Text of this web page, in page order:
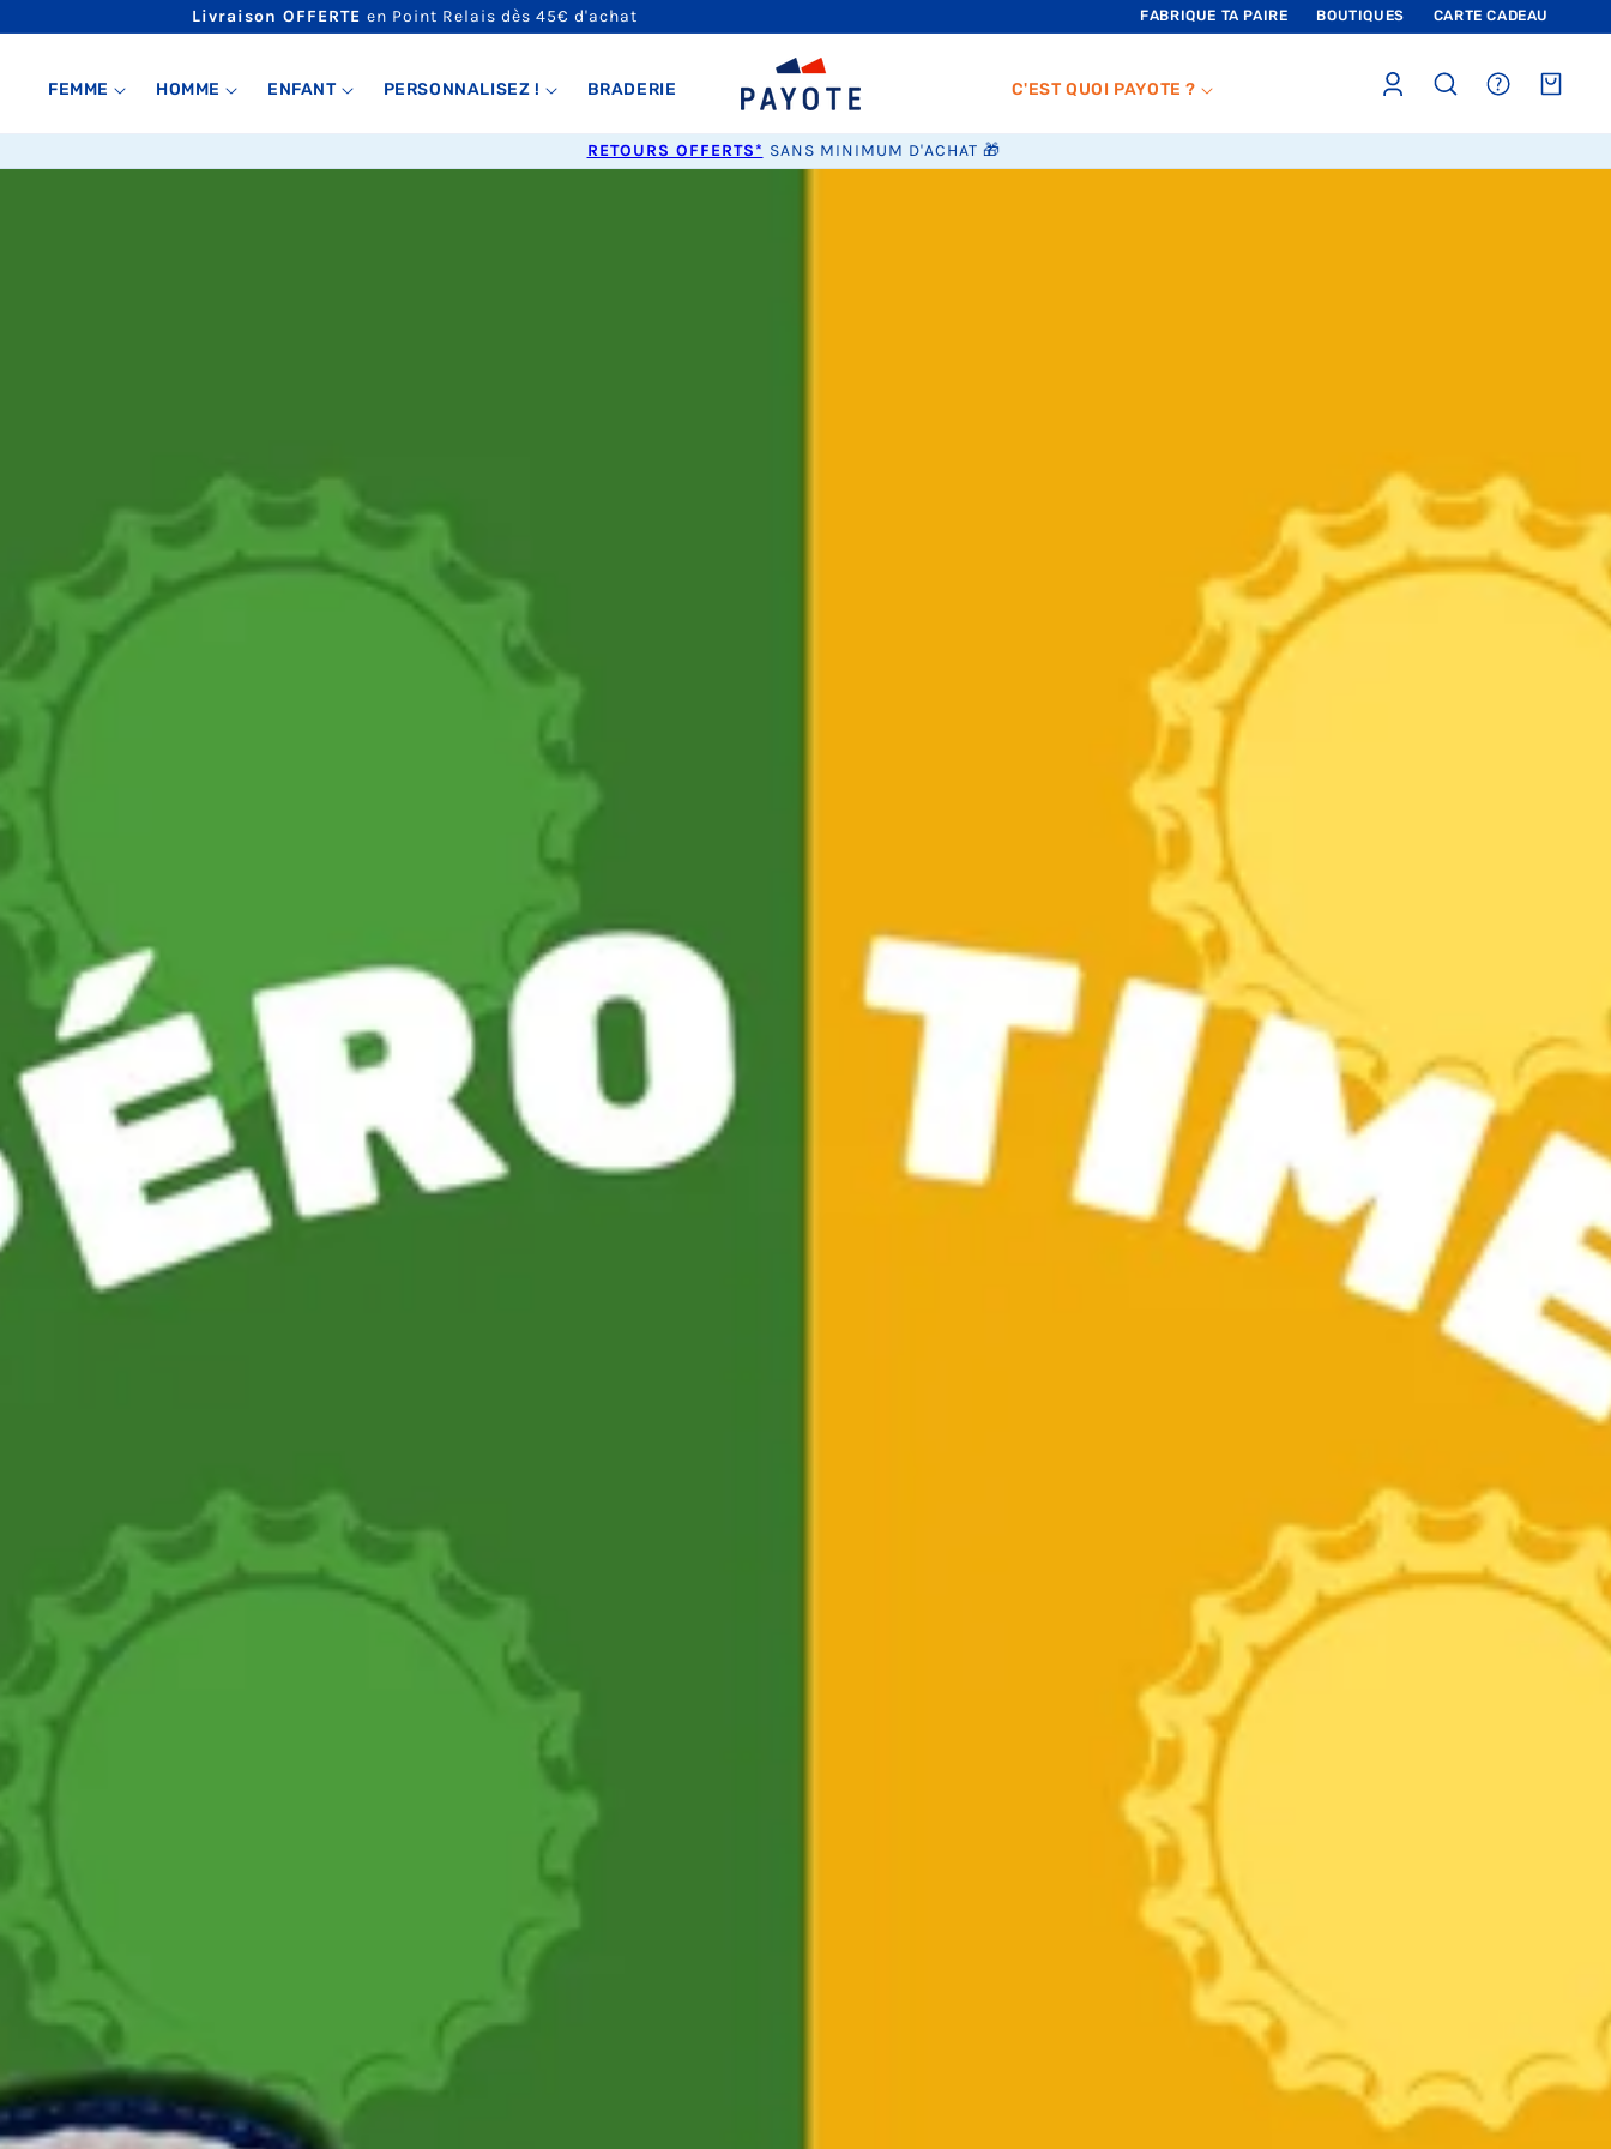
Livraison OFFERTE en Point Relais dès 45€ d'achat FABRIQUE TA PAIRE BOUTIQUES CARTE CADEAU
FEMME HOMME ENFANT PERSONNALISEZ ! BRADERIE C'EST QUOI PAYOTE ? Connexionsections.header.faq
Panier
RETOURS OFFERTS* SANS MINIMUM D'ACHAT 🎁